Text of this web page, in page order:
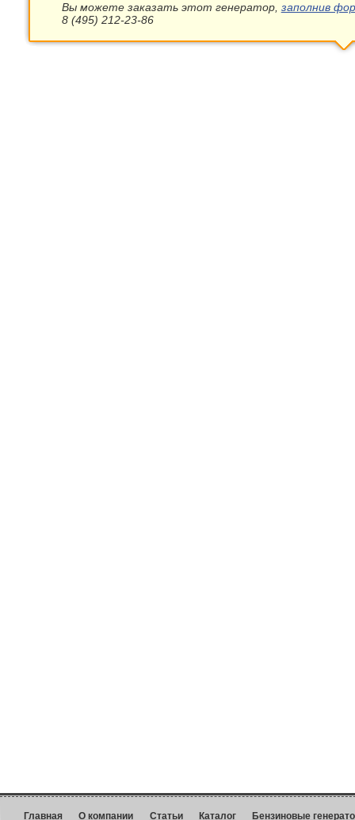
Вы можете заказать этот генератор, заполнив
8 (495) 212-23-86
Главная О компании Статьи Каталог Бензиновые